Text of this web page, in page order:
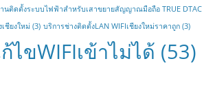
านติดตั้งระบบไฟฟ้าสำหรับเสาขยายสัญญาณมือถือ TRUE DTAC
ชียงใหม่ (3) บริการช่างติดตั้งLAN WIFIเชียงใหม่ราคาถูก (3)
ไขWIFIเข้าไม่ได้ (53)